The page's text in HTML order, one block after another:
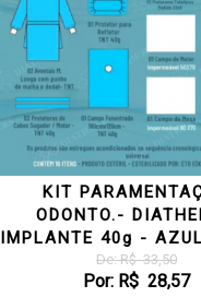
KIT
ODONTO.-
IMPLANTE 40g -
De: R$ 33,50
Por: R$ 28,57